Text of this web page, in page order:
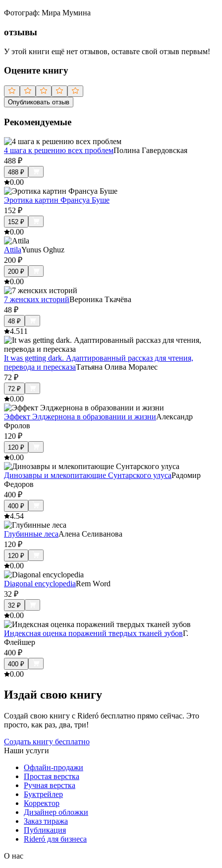
Фотограф: Мира Мумина
отзывы
У этой книги ещё нет отзывов, оставьте свой отзыв первым!
Оцените книгу
Опубликовать отзыв
Рекомендуемые
4 шага к решению всех проблемПолина Гавердовская
488 ₽
488 ₽
0.00
Эротика картин Франсуа Буше
152 ₽
152 ₽
0.00
AttilaYunus Oghuz
200 ₽
200 ₽
0.00
7 женских историйВероника Ткачёва
48 ₽
48 ₽
4.511
It was getting dark. Адаптированный рассказ для чтения,
перевода и пересказаТатьяна Олива Моралес
72 ₽
72 ₽
0.00
Эффект Элджернона в образовании и жизниАлександр
Фролов
120 ₽
120 ₽
0.00
Динозавры и млекопитающие Сунтарского улусаРадомир
Федоров
400 ₽
400 ₽
4.54
Глубинные лесаАлена Селиванова
120 ₽
120 ₽
0.00
Diagonal encyclopediaRem Wоrd
32 ₽
32 ₽
0.00
Индексная оценка поражений твердых тканей зубовГ.
Флейшер
400 ₽
400 ₽
0.00
Издай свою книгу
Создай свою книгу с Rideró бесплатно прямо сейчас. Это
просто, как раз, два, три!
Создать книгу бесплатно
Наши услуги
Офлайн-продажи
Простая верстка
Ручная верстка
Буктрейлер
Корректор
Дизайнер обложки
Заказ тиража
Публикация
Rideró для бизнеса
О нас